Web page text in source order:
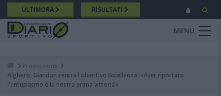
Salta
al
contenuto
principale
ULTIMORA RISULTATI
MENU
Breadcrumb
Promozione
Alghero, Giandon centra l'obiettivo Eccellenza: «Aver riportato
l'entusiasmo è la nostra prima vittoria»